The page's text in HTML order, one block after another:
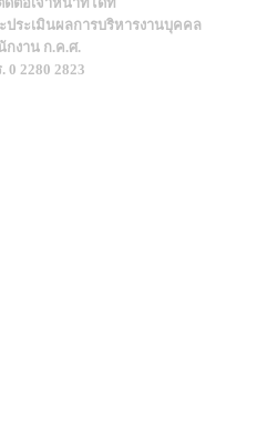
ระเมินผลการบริหารงานบุคคล
กงาน ก.ค.ศ.
0 2280 2823